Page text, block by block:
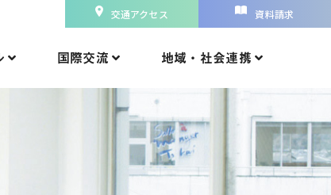
交通アクセス 資料請求
国際交流 地域・社会連携